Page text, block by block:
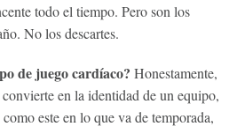
todo el tiempo. Pero son los
No los descartes.
de juego cardíaco? Honestamente,
en la identidad de un equipo,
este en lo que va de temporada,